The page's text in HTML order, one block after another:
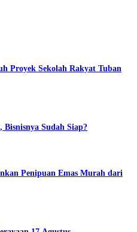
Proyek Sekolah Rakyat Tuban
Sudah Siap?
Penipuan Emas Murah dari